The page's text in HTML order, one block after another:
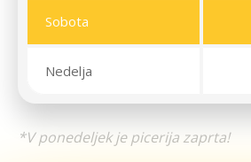
Sobota
Nedelja
*V ponedeljek je picerija zaprta!